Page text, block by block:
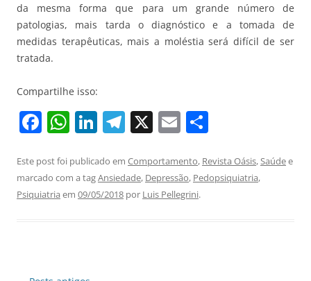
da mesma forma que para um grande número de
patologias, mais tarda o diagnóstico e a tomada de
medidas terapêuticas, mais a moléstia será difícil de ser
tratada.
Compartilhe isso:
F
c
e
W
at
s
Li
k
e
T
e
gr
X E
ai
l
ar
e
Este post foi publicado em Comportamento, Revista Oásis,Saúdee
marcado com a tagAnsiedade, Depressão, Pedopsiquiatria,
Psiquiatria em 09/05/2018 por Luis Pellegrini.